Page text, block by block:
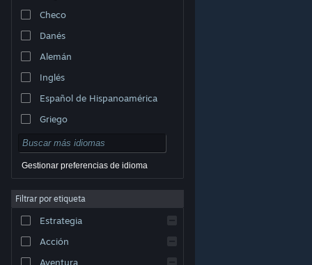
© Valve Corporation. Todos los derechos reservados.
respectivos dueños en EE. UU. y otros países.
Acuerdo de Suscriptor a Steam
Cookies
Checo
Danés
Alemán
Inglés
Español de Hispanoamérica
Griego
Gestionar preferencias de idioma
Filtrar por etiqueta
Estrategia
Acción
Aventura